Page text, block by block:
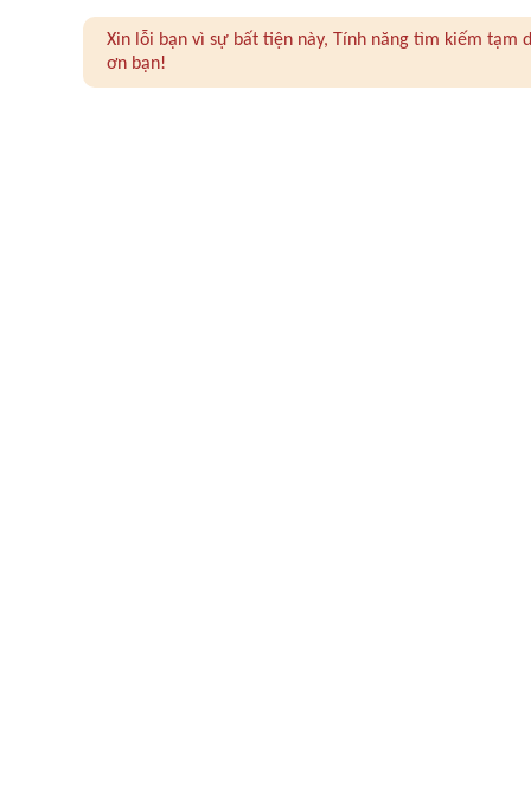
Xin lỗi bạn vì sự bất tiện này, Tính năng tìm kiếm
ơn bạn!